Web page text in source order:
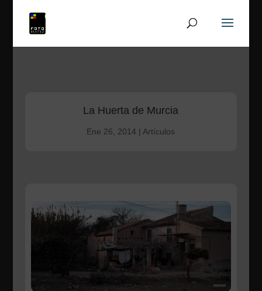
La Huerta de Murcia
Ene 26, 2014 | Artículos